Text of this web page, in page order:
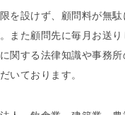
を設けず、顧問料が無駄
また顧問先に毎月お送
関する法律知識や事務
いております。